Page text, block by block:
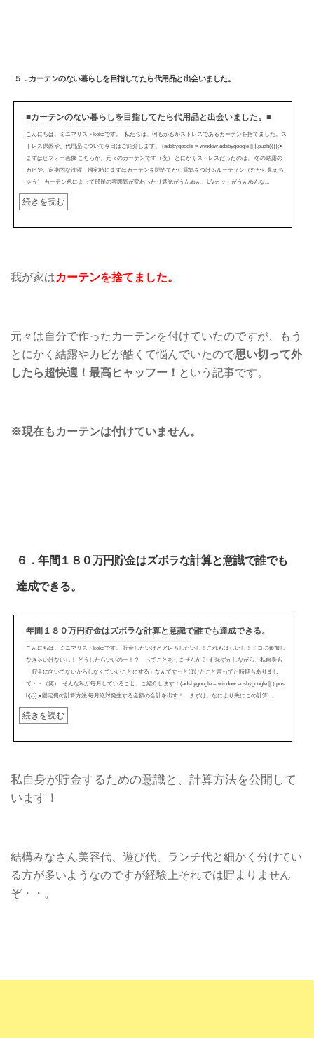
５．カーテンのない暮らしを目指してたら代用品と出会いました。
■カーテンのない暮らしを目指してたら代用品と出会いました。■
こんにちは。ミニマリストkokoです。 私たちは、何もかもがストレスであるカーテンを捨てました。ス
トレス原因や、代用品について今日はご紹介します。 (adsbygoogle = window.adsbygoogle || ).push({});●
まずはビフォー画像 こちらが、元々のカーテンです（夜） とにかくストレスだったのは、 冬の結露の
カビや、定期的な洗濯、帰宅時にまずはカーテンを閉めてから電気をつけるルーティン（外から見えち
ゃう） カーテン色によって部屋の雰囲気が変わったり遮光がうんぬん、UVカットがうんぬんな...
続きを読む
我が家はカーテンを捨てました。
元々は自分で作ったカーテンを付けていたのですが、もう
とにかく結露やカビが酷くて悩んでいたので思い切って外
したら超快適！最高ヒャッフー！ という記事です。
※現在もカーテンは付けていません。
６．年間１８０万円貯金はズボラな計算と意識で誰でも
達成できる。
年間１８０万円貯金はズボラな計算と意識で誰でも達成できる。
こんにちは。ミニマリストkokoです。 貯金したいけどアレもしたいし！これもほしいし！ドコに参加し
なきゃいけないし！ どうしたらいいのー！？ ってことありませんか？ お恥ずかしながら、私自身も
「貯金に向いてないからしなくていいことにする」なんてすっとぼけたこと言ってた時期もありまし
て・・（笑） そんな私が毎月していること、ご紹介します！(adsbygoogle = window.adsbygoogle || ).pus
h({});●固定費の計算方法 毎月絶対発生する金額の合計を出す！ まずは、なにより先にこの計算...
続きを読む
私自身が貯金するための意識と、計算方法を公開して
います！
結構みなさん美容代、遊び代、ランチ代と細かく分けてい
る方が多いようなのですが経験上それでは貯まりません
ぞ・・。